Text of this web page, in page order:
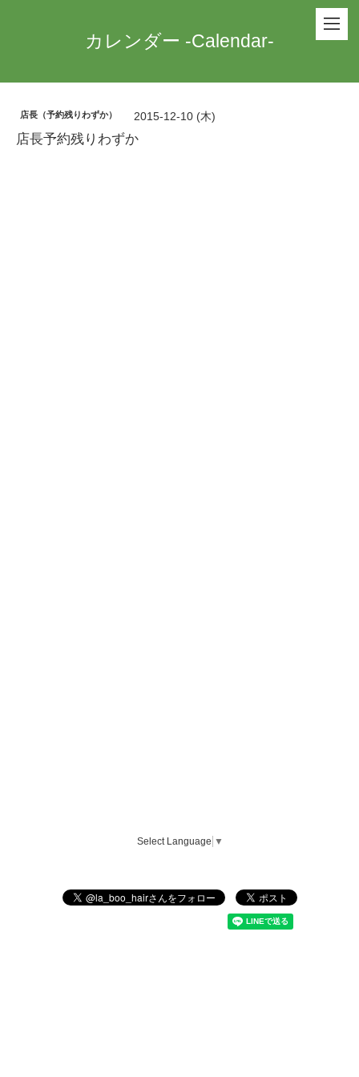
カレンダー -Calendar-
店長（予約残りわずか） 2015-12-10 (木)
店長予約残りわずか
Select Language ▼